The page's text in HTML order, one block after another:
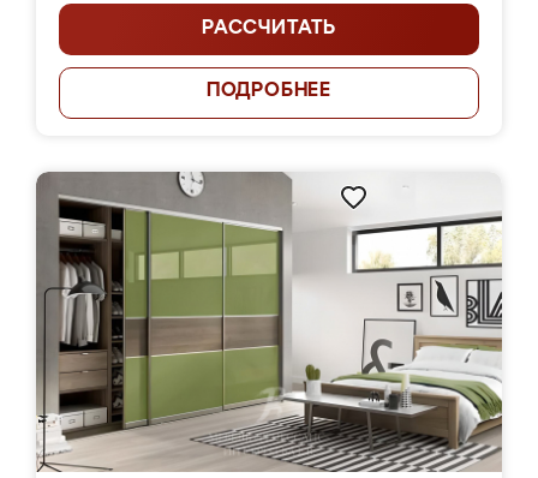
РАССЧИТАТЬ
ПОДРОБНЕЕ